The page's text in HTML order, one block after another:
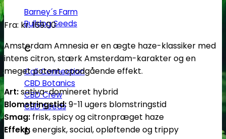
Barney´s Farm
Bulldog Seeds
C
Cali Connection
CBD Botanics
CBD Crew
CBD Seeds
D
Fra: kr.169.00
Amsterdam Amnesia er en ægte haze-klassiker med
intens citron, stærk Amsterdam-karakter og en
meget potent, opadgående effekt.
Art:sativa-domineret hybrid
Blomstringstid:9-11 ugers blomstringstid
Smag: frisk, spicy og citronpræget haze
Effekt:energisk, social, opløftende og trippy